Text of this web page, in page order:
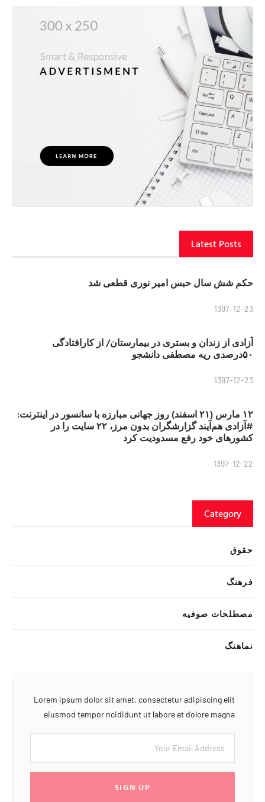
Latest Posts
حکم شش سال حبس امیر نوری قطعی شد
1397-12-23
آزادی از زندان و بستری در بیمارستان/ از کارافتادگی
۵۰درصدی ریه مصطفی دانشجو
1397-12-23
۱۲ مارس (۲۱ اسفند) روز جهانی مبارزه با سانسور در اینترنت:
#آزادی هم‌آیند گزارشگران‌ بدون مرز، ۲۲ سایت را در
کشورهای خود رفع مسدودیت کرد
1397-12-22
Category
حقوق
فرهنگ
مصطلحات صوفیه
نماهنگ
Lorem ipsum dolor sit amet, consectetur adipiscing elit
eiusmod tempor ncididunt ut labore et dolore magna
SIGN UP